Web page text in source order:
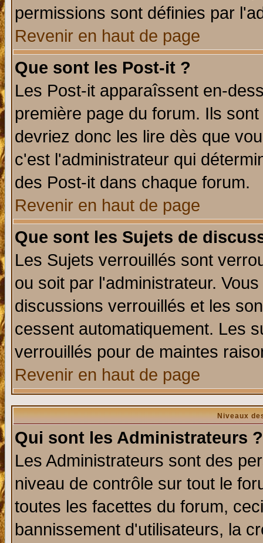
permissions sont définies par
Revenir en haut de page
Que sont les Post-it ?
Les Post-it apparaîssent en-
première page du forum. Ils
devriez donc les lire dès que
c'est l'administrateur qui
des Post-it dans chaque forum.
Revenir en haut de page
Que sont les Sujets de
Les Sujets verrouillés sont
ou soit par l'administrateur.
discussions verrouillés et les
cessent automatiquement. Les
verrouillés pour de maintes
Revenir en haut de page
Niveaux
Qui sont les Administrateurs ?
Les Administrateurs sont des
niveau de contrôle sur tout le
toutes les facettes du forum,
bannissement d'utilisateurs, la